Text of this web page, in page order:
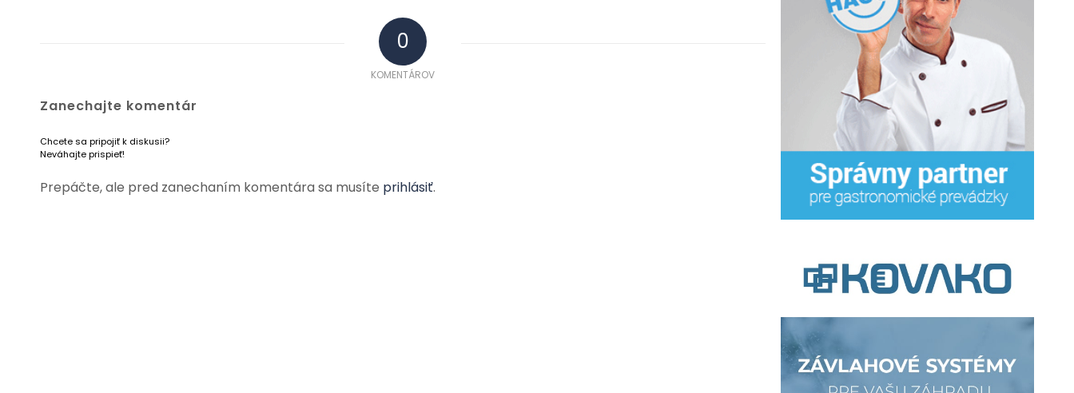
0
KOMENTÁROV
Zanechajte komentár
Chcete sa pripojiť k diskusii?
Neváhajte prispieť!
Prepáčte, ale pred zanechaním komentára sa musíte prihlásiť.